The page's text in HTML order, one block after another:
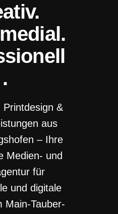
.
Printdesign &
aus
– Ihre
Medien- und
für
und digitale
Main-Tauber-